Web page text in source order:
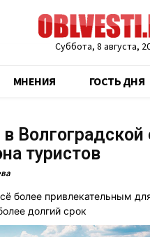
Суббота, 8 августа,
МНЕНИЯ ГОСТЬ ДНЯ
в
туристов
более привлекательным
долгий срок